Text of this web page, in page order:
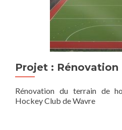
Projet : Rénovation
Rénovation du terrain de
Hockey Club de Wavre